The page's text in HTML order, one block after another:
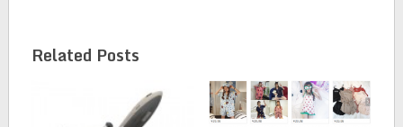
Related Posts